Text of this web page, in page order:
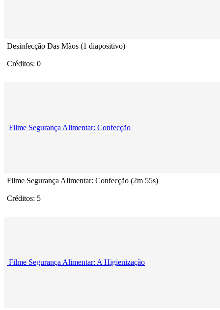
Desinfecção Das Mãos (1 diapositivo)
Créditos: 0
Filme Segurança Alimentar: Confecção
Filme Segurança Alimentar: Confecção (2m 55s)
Créditos: 5
Filme Segurança Alimentar: A Higienização